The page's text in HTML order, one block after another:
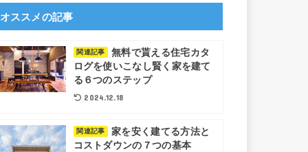
オススメの記事
関連記事
無料で貰える住宅カタ
ログを使いこなし賢く家を建て
る６つのステップ
2024.12.18
関連記事
家を安く建てる方法と
コストダウンの７つの基本